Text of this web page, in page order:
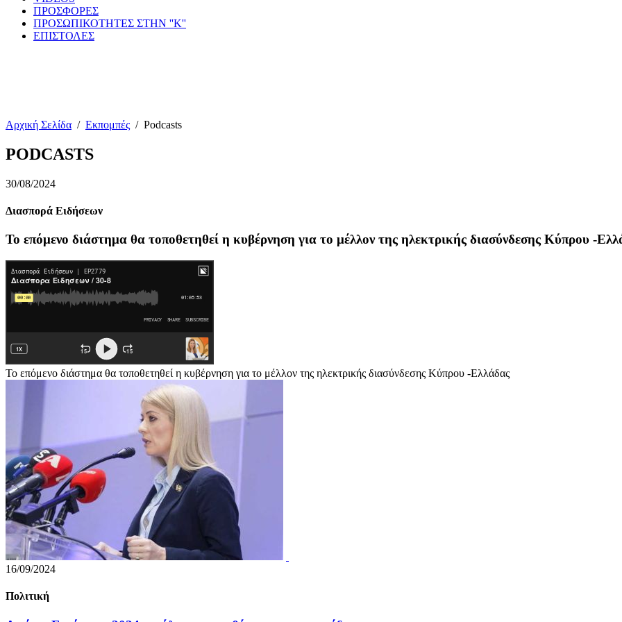
ΠΡΟΣΦΟΡΕΣ
ΠΡΟΣΩΠΙΚΟΤΗΤΕΣ ΣΤΗΝ ''Κ''
ΕΠΙΣΤΟΛΕΣ
Αρχική Σελίδα / Εκπομπές / Podcasts
PODCASTS
30/08/2024
Διασπορά Ειδήσεων
Το επόμενο διάστημα θα τοποθετηθεί η κυβέρνηση για το μέλλον της ηλεκτρικής διασύνδεσης Κύπρου -
Το επόμενο διάστημα θα τοποθετηθεί η κυβέρνηση για το μέλλον της ηλεκτρικής διασύνδεσης Κύπρου -Ελλάδας
16/09/2024
Πολιτική